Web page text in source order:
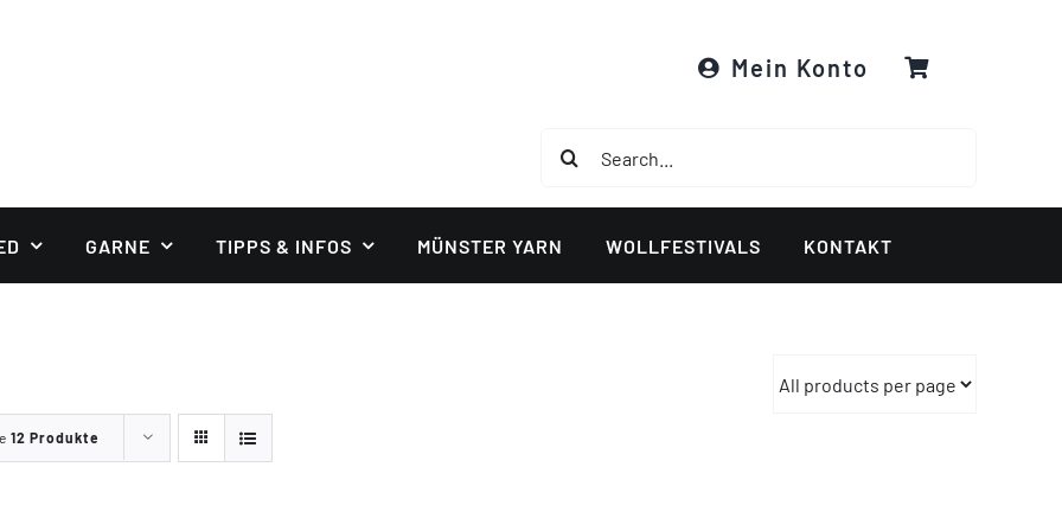
Mein Konto
GARNE TIPPS & INFOS MÜNSTER YARN WOLLFESTIVALS KONTAKT
12 Produkte